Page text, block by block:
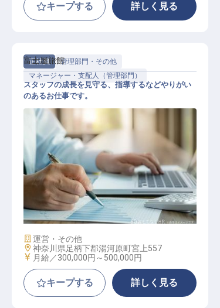
キープする 詳しく見る
正社員
管理部門・その他
マネージャー・支配人（管理部門）
管理部門・スーパーバイザー職
富士屋旅館
スタッフの成長を見守る、指導するなどやりがい
のあるお仕事です。
施設業態
運営・その他
勤務地
神奈川県足柄下郡湯河原町宮上557
給与
月給／300,000円～ 500,000円
キープする 詳しく見る